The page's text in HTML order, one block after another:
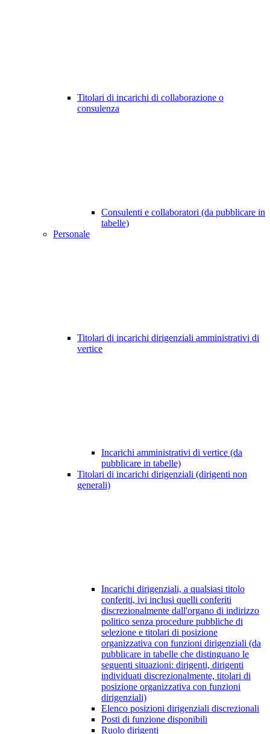
Titolari di incarichi di collaborazione o
consulenza
Consulenti e collaboratori (da pubblicare in
tabelle)
Personale
Titolari di incarichi dirigenziali amministrativi di
vertice
Incarichi amministrativi di vertice (da
pubblicare in tabelle)
Titolari di incarichi dirigenziali (dirigenti non
generali)
Incarichi dirigenziali, a qualsiasi titolo
conferiti, ivi inclusi quelli conferiti
discrezionalmente dall'organo di indirizzo
politico senza procedure pubbliche di
selezione e titolari di posizione
organizzativa con funzioni dirigenziali (da
pubblicare in tabelle che distinguano le
seguenti situazioni: dirigenti, dirigenti
individuati discrezionalmente, titolari di
posizione organizzativa con funzioni
dirigenziali)
Elenco posizioni dirigenziali discrezionali
Posti di funzione disponibili
Ruolo dirigenti